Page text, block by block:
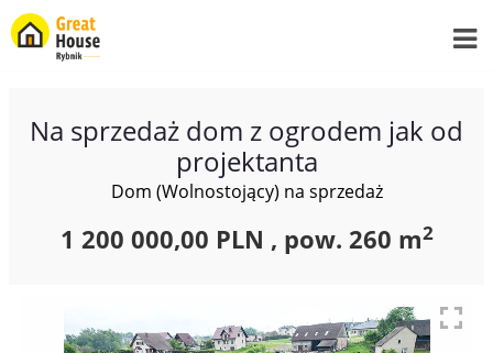
Na sprzedaż dom z ogrodem jak od
projektanta
Dom (Wolnostojący) na sprzedaż
1 200 000,00 PLN , pow. 260 m2